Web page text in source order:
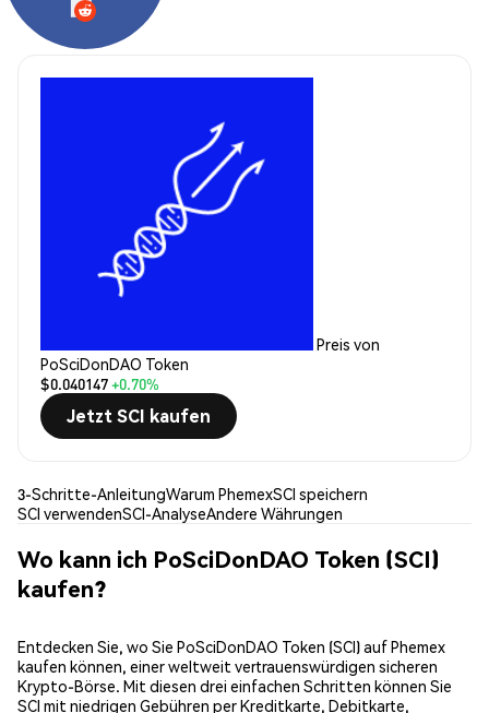
Preis von
PoSciDonDAO Token
$0.040147+0.70%
Jetzt SCI kaufen
3-Schritte-AnleitungWarum PhemexSCI speichern
SCI verwendenSCI-AnalyseAndere Währungen
Wo kann ich PoSciDonDAO Token (SCI)
kaufen?
Entdecken Sie, wo Sie PoSciDonDAO Token (SCI) auf Phemex
kaufen können, einer weltweit vertrauenswürdigen sicheren
Krypto-Börse. Mit diesen drei einfachen Schritten können Sie
SCI mit niedrigen Gebühren per Kreditkarte, Debitkarte,